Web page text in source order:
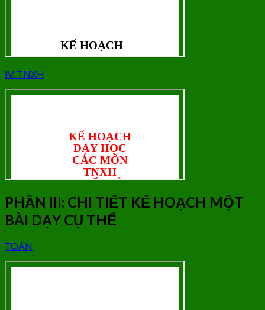
IV. TNXH
PHẦN III: CHI TIẾT KẾ HOẠCH MỘT
BÀI DẠY CỤ THỂ
TOÁN